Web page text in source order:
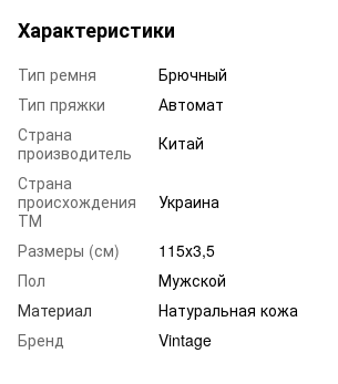
Характеристики
Тип ремня
Брючный
Тип пряжки
Автомат
Страна
производитель
Китай
Страна
происхождения
ТМ
Украина
Размеры (см)
115х3,5
Пол
Мужской
Материал
Натуральная кожа
Бренд
Vintage